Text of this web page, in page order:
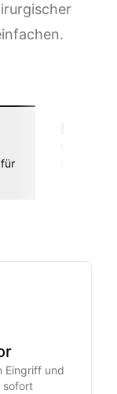
Eingriff und
sofort